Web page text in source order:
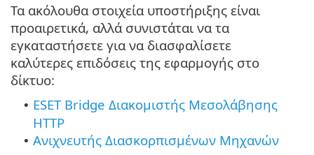
Τα ακόλουθα στοιχεία υποστήριξης είναι
προαιρετικά, αλλά συνιστάται να τα
εγκαταστήσετε για να διασφαλίσετε
καλύτερες επιδόσεις της εφαρμογής στο
δίκτυο:
• ESET Bridge Διακομιστής Μεσολάβησης
HTTP
• Ανιχνευτής Διασκορπισμένων Μηχανών